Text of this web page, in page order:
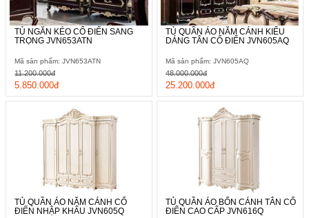
TỦ NGĂN KÉO CỔ ĐIỂN SANG
TRỌNG JVN653ATN
Mã sản phẩm: JVN653ATN
5.850.000đ
11.200.000đ
TỦ QUẦN ÁO NĂM CÁNH KIỂU
DÁNG TÂN CỔ ĐIỂN JVN605AQ
Mã sản phẩm: JVN605AQ
25.200.000đ
48.000.000đ
TỦ QUẦN ÁO NĂM CÁNH CỔ
ĐIỂN NHẬP KHẨU JVN605Q
TỦ QUẦN ÁO BỐN CÁNH TÂN CỔ
ĐIỂN CAO CẤP JVN616Q